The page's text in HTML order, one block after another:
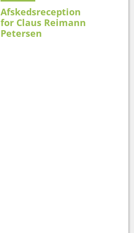
Afskedsreception
for Claus Reimann
Petersen